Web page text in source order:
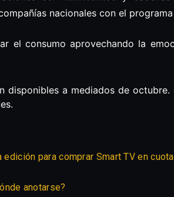
nacionales con el
el consumo aprovechando la
disponibles a mediados de
para comprar Smart TV en
anotarse?